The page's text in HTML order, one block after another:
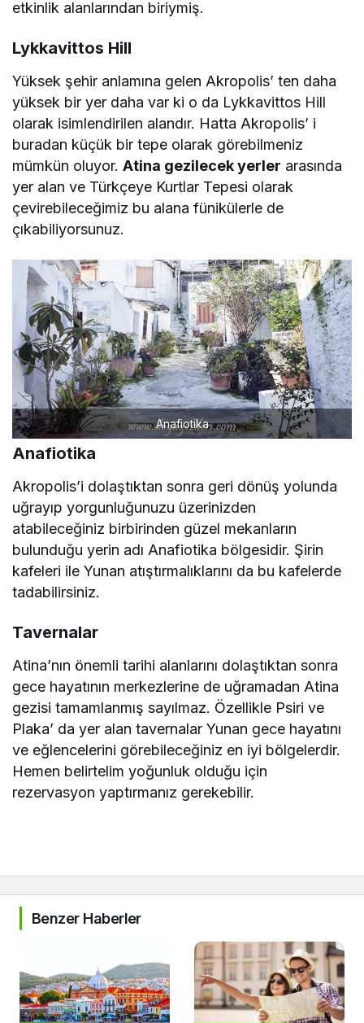
etkinlik alanlarından biriymiş.
Lykkavittos Hill
Yüksek şehir anlamına gelen Akropolis’ ten daha
yüksek bir yer daha var ki o da Lykkavittos Hill
olarak isimlendirilen alandır. Hatta Akropolis’ i
buradan küçük bir tepe olarak görebilmeniz
mümkün oluyor.Atina gezilecek yerler arasında
yer alan ve Türkçeye Kurtlar Tepesi olarak
çevirebileceğimiz bu alana fünikülerle de
çıkabiliyorsunuz.
Anafiotika
Anafiotika
Akropolis’i dolaştıktan sonra geri dönüş yolunda
uğrayıp yorgunluğunuzu üzerinizden
atabileceğiniz birbirinden güzel mekanların
bulunduğu yerin adı Anafiotika bölgesidir. Şirin
kafeleri ile Yunan atıştırmalıklarını da bu kafelerde
tadabilirsiniz.
Tavernalar
Atina’nın önemli tarihi alanlarını dolaştıktan sonra
gece hayatının merkezlerine de uğramadan Atina
gezisi tamamlanmış sayılmaz. Özellikle Psiri ve
Plaka’ da yer alan tavernalar Yunan gece hayatını
ve eğlencelerini görebileceğiniz en iyi bölgelerdir.
Hemen belirtelim yoğunluk olduğu için
rezervasyon yaptırmanız gerekebilir.
Benzer Haberler